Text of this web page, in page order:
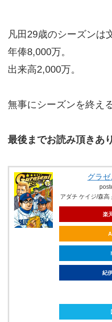
凡田29歳のシーズンは
年俸8,000万。
出来高2,000万。
無事にシーズンを終え
最後までお読み頂きあ
グラ
アダチ ケイジ/森
楽
紀